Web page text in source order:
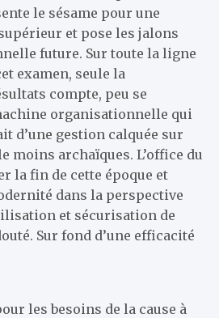
le sésame pour une
et pose les jalons
future. Sur toute la ligne
examen, seule la
compte, peu se
organisationnelle qui
d’une gestion calquée sur
moins archaïques. L’office du
la fin de cette époque et
dans la perspective
et sécurisation de
Sur fond d’une efficacité
les besoins de la cause à